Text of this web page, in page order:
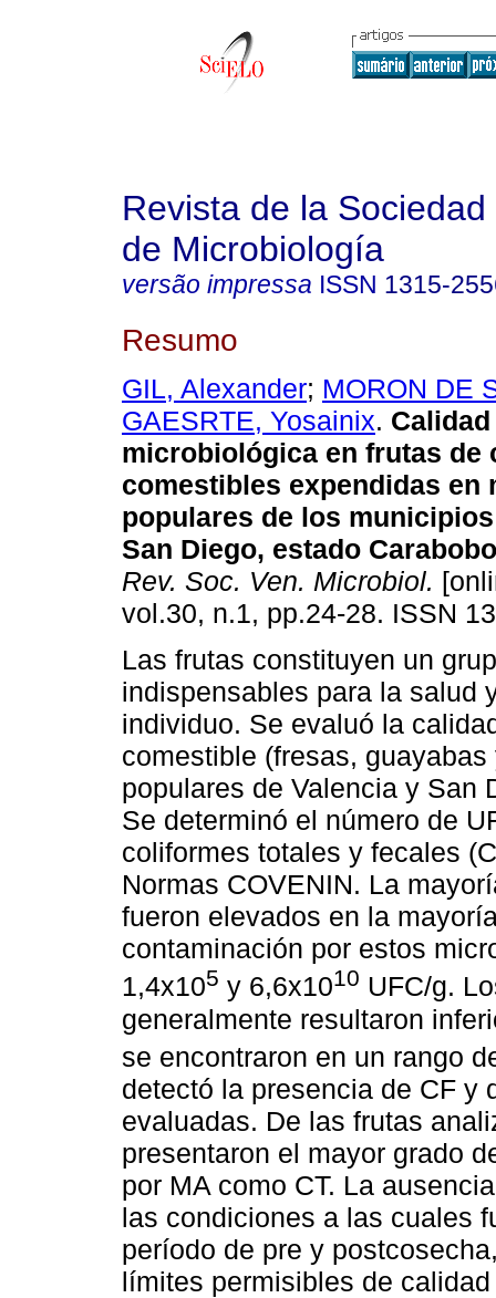
Revista de la
de Microbiología
versão impressa ISSN 1315-
Resumo
GIL, Alexander; MORON DE
GAESRTE, Yosainix. Calidad
microbiológica en frutas de
comestibles expendidas en
populares de los
San Diego, estado
Rev. Soc. Ven. Microbiol.
vol.30, n.1, pp.24-28. ISSN
Las frutas constituyen un
indispensables para la salud
individuo. Se evaluó la
comestible (fresas,
populares de Valencia y San
Se determinó el número de
coliformes totales y fecales
Normas COVENIN. La
fueron elevados en la
contaminación por estos
1,4x105 y 6,6x1010 UFC/g.
generalmente resultaron
se encontraron en un rango
detectó la presencia de CF y
evaluadas. De las frutas
presentaron el mayor grado
por MA como CT. La
las condiciones a las cuales
período de pre y
límites permisibles de